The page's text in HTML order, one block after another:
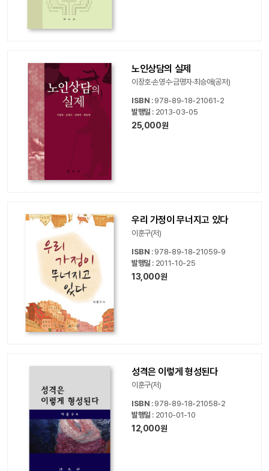
노인상담의 실제
이장호·손영수·금명자·최승애(공저)
ISBN : 978-89-18-21061-2
발행일 : 2013-03-05
25,000원
우리 가정이 무너지고 있다
이훈구(저)
ISBN : 978-89-18-21059-9
발행일 : 2011-10-25
13,000원
성격은 이렇게 형성된다
이훈구(저)
ISBN : 978-89-18-21058-2
발행일 : 2010-01-10
12,000원